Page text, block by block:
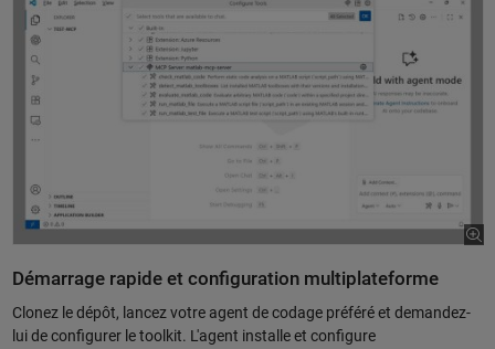
Démarrage rapide et configuration multiplateforme
Clonez le dépôt, lancez votre agent de codage préféré et demandez-
lui de configurer le toolkit. L'agent installe et configure